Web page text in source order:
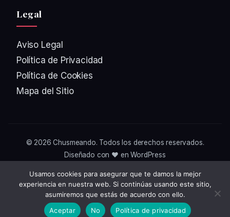
Legal
Aviso Legal
Política de Privacidad
Política de Cookies
Mapa del Sitio
© 2026Chusmeando. Todos los derechos reservados.
Diseñado con ❤️ en WordPress
Usamos cookies para asegurar que te damos la mejor
experiencia en nuestra web. Si continúas usando este sitio,
asumiremos que estás de acuerdo con ello.
Aceptar
No Política de privacidad